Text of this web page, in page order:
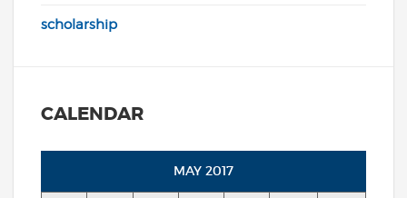
scholarship
CALENDAR
MAY 2017